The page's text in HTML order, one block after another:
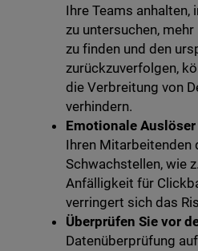
Ihre Teams anhalten,
zu untersuchen,
zu finden und den
zurückzuverfolgen,
die Verbreitung von
verhindern.
Emotionale
Ihren Mitarbeitenden
Schwachstellen, wie
Anfälligkeit für
verringert sich das
Überprüfen Sie vor
Datenüberprüfung